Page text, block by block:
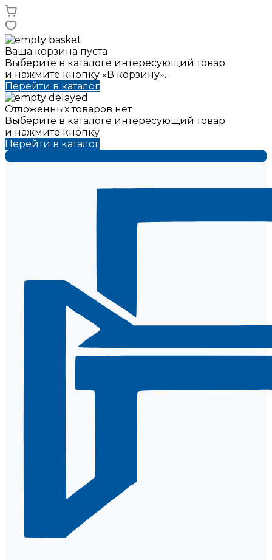
Ваша корзина пуста
Выберите в каталоге интересующий товар
и нажмите кнопку «В корзину».
Перейти в каталог
Отложенных товаров нет
Выберите в каталоге интересующий товар
и нажмите кнопку
Перейти в каталог